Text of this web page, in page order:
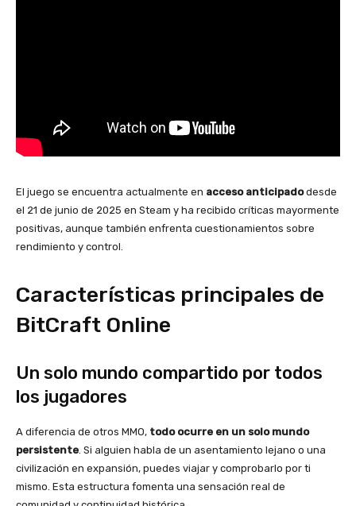
El juego se encuentra actualmente en acceso anticipadodesde
el 21 de junio de 2025 en Steam y ha recibido críticas mayormente
positivas, aunque también enfrenta cuestionamientos sobre
rendimiento y control.
Características principales de
BitCraft Online
Un solo mundo compartido por todos
los jugadores
A diferencia de otros MMO, todo ocurre en un solo mundo
persistente. Si alguien habla de un asentamiento lejano o una
civilización en expansión, puedes viajar y comprobarlo por ti
mismo. Esta estructura fomenta una sensación real de